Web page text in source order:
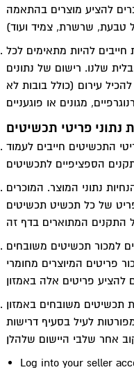
להציע מוצרים בהתאמה
חייבים להיות מתאימים לכל
שלנו. רישום של נתונים
עירום (כולל בובות לא
נתוני פריטי תכשיטים
התכשיטים חייבים לעמוד
נתוני המוצר. המוכרים
של כל תכשיט תכשיטים
למכור תכשיטים משובחים
פריטים המיוצרים מחומרי
תכשיטים משובחים באמזון
לעיל בסעיף דרישות
Log into your seller